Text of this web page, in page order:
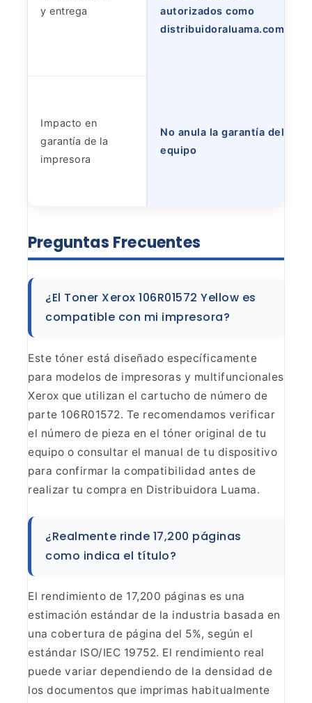
y entrega
autorizados como
distribuidoraluama.com
Impacto en
garantía de la
impresora
No anula la garantía del
equipo
Preguntas Frecuentes
¿El Toner Xerox 106R01572 Yellow es
compatible con mi impresora?
Este tóner está diseñado específicamente
para modelos de impresoras y multifuncionales
Xerox que utilizan el cartucho de número de
parte 106R01572. Te recomendamos verificar
el número de pieza en el tóner original de tu
equipo o consultar el manual de tu dispositivo
para confirmar la compatibilidad antes de
realizar tu compra en Distribuidora Luama.
¿Realmente rinde 17,200 páginas
como indica el título?
El rendimiento de 17,200 páginas es una
estimación estándar de la industria basada en
una cobertura de página del 5%, según el
estándar ISO/IEC 19752. El rendimiento real
puede variar dependiendo de la densidad de
los documentos que imprimas habitualmente